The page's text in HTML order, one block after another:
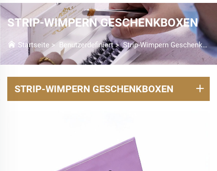
STRIP-WIMPERN GESCHENKBOXEN
Startseite > Benutzerdefiniert>Strip-Wimpern Geschenkboxen
STRIP-WIMPERN GESCHENKBOXEN